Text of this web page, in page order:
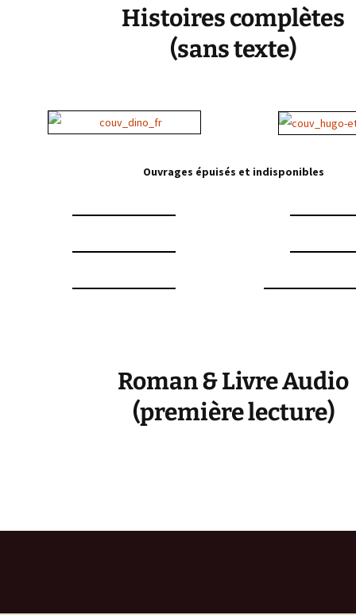
Histoires complètes
(sans texte)
Ouvrages épuisés et indisponibles
Roman & Livre Audio
(première lecture)